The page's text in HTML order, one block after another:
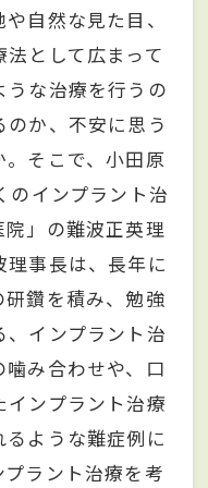
自然な見た目、
として広まって
うな治療を行うの
か、不安に思う
そこで、小田原
のインプラント治
」の難波正英理
事長は、長年に
鑽を積み、勉強
インプラント治
み合わせや、口
ンプラント治療
ような難症例に
ラント治療を考